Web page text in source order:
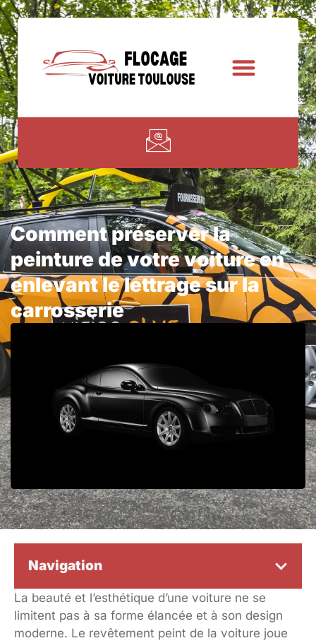
Comment préserver la
peinture de votre voiture en
enlevant le lettrage sur la
carrosserie
Navigation
La beauté et l’esthétique d’une voiture ne se
limitent pas à sa forme élancée et à son design
moderne. Le revêtement peint de la voiture joue